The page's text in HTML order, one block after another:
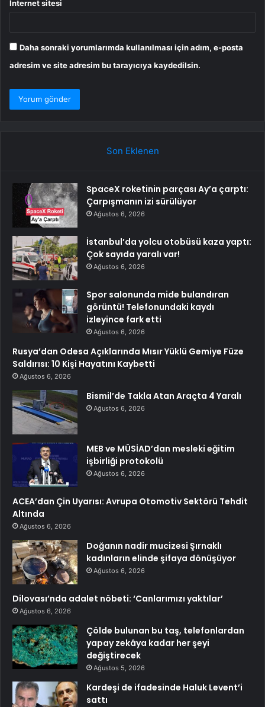
İnternet sitesi
Daha sonraki yorumlarımda kullanılması için adım, e-posta
adresim ve site adresim bu tarayıcıya kaydedilsin.
Son Eklenen
SpaceX roketinin parçası Ay’a çarptı:
Çarpışmanın izi sürülüyor
Ağustos 6, 2026
İstanbul’da yolcu otobüsü kaza yaptı:
Çok sayıda yaralı var!
Ağustos 6, 2026
Spor salonunda mide bulandıran
görüntü! Telefonundaki kaydı
izleyince fark etti
Ağustos 6, 2026
Rusya’dan Odesa Açıklarında Mısır Yüklü Gemiye Füze
Saldırısı: 10 Kişi Hayatını Kaybetti
Ağustos 6, 2026
Bismil’de Takla Atan Araçta 4 Yaralı
Ağustos 6, 2026
MEB ve MÜSİAD’dan mesleki eğitim
işbirliği protokolü
Ağustos 6, 2026
ACEA’dan Çin Uyarısı: Avrupa Otomotiv Sektörü Tehdit
Altında
Ağustos 6, 2026
Doğanın nadir mucizesi Şırnaklı
kadınların elinde şifaya dönüşüyor
Ağustos 6, 2026
Dilovası’nda adalet nöbeti: ‘Canlarımızı yaktılar’
Ağustos 6, 2026
Çölde bulunan bu taş, telefonlardan
yapay zekâya kadar her şeyi
değiştirecek
Ağustos 5, 2026
Kardeşi de ifadesinde Haluk Levent’i
sattı